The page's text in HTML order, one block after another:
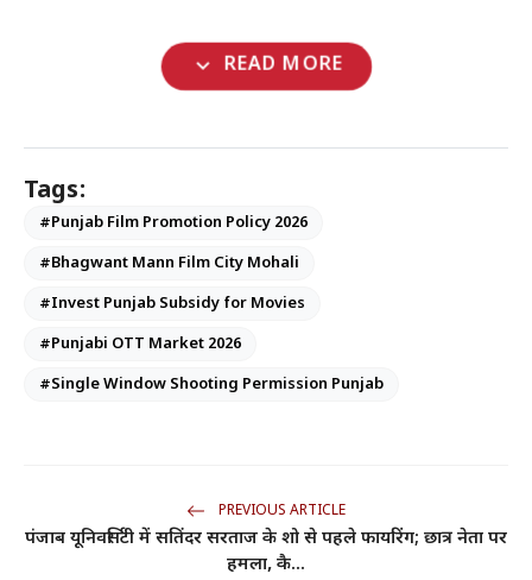
expand_more READ MORE
Tags:
#Punjab Film Promotion Policy 2026
#Bhagwant Mann Film City Mohali
#Invest Punjab Subsidy for Movies
#Punjabi OTT Market 2026
#Single Window Shooting Permission Punjab
PREVIOUS ARTICLE
पंजाब यूनिवर्सिटी में सतिंदर सरताज के शो से पहले फायरिंग; छात्र नेता पर
हमला, कै...